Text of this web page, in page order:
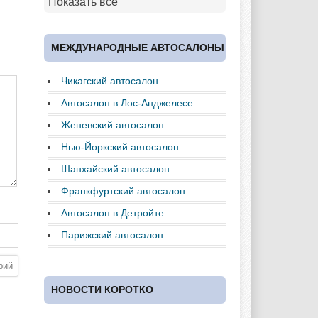
Cadillac Chery Chevrolet
Chrysler Citroen Dacia
Daewoo Dodge
Ferrari Fiat Ford
Great Wall GAC
МЕЖДУНАРОДНЫЕ АВТОСАЛОНЫ
Чикагский автосалон
Автосалон в Лос-Анджелесе
Женевский автосалон
Нью-Йоркский автосалон
Шанхайский автосалон
Франкфуртский автосалон
Автосалон в Детройте
Парижский автосалон
НОВОСТИ КОРОТКО